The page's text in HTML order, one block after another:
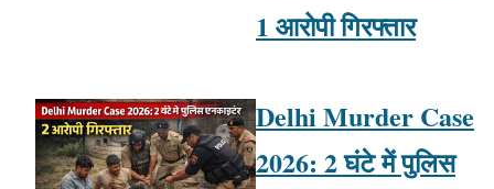
1 आरोपी गिरफ्तार
Delhi Murder Case
2026: 2 घंटे में पुलिस